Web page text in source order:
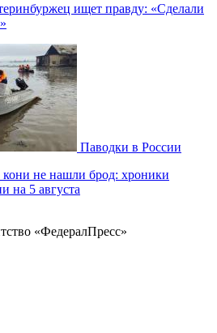
ищет правду: «Сделали
Паводки в России
не нашли брод: хроники
на 5 августа
«ФедералПресс»